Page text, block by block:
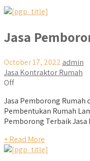
Jasa
October 17, 2022 admin
Jasa Kontraktor Rumah
Off
Jasa Pemborong Rumah
Pembentukan Rumah
Pemborong Terbaik
+ Read More